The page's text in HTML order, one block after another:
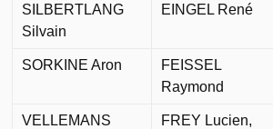
SILBERTLANG
Silvain
EINGEL René
SORKINE Aron
FEISSEL
Raymond
VELLEMANS
FREY Lucien,